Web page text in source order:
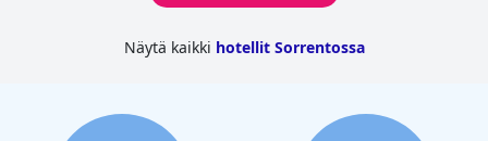
Näytä kaikki hotellit Sorrentossa